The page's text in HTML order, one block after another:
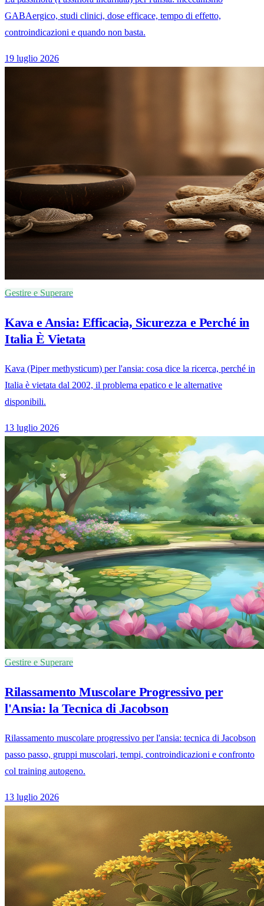
GABAergico, studi clinici, dose efficace, tempo di effetto,
controindicazioni e quando non basta.
19 luglio 2026
Gestire e Superare
Kava e Ansia: Efficacia, Sicurezza e Perché in
Italia È Vietata
Kava (Piper methysticum) per l'ansia: cosa dice la ricerca, perché in
Italia è vietata dal 2002, il problema epatico e le alternative
disponibili.
13 luglio 2026
Gestire e Superare
Rilassamento Muscolare Progressivo per
l'Ansia: la Tecnica di Jacobson
Rilassamento muscolare progressivo per l'ansia: tecnica di Jacobson
passo passo, gruppi muscolari, tempi, controindicazioni e confronto
col training autogeno.
13 luglio 2026